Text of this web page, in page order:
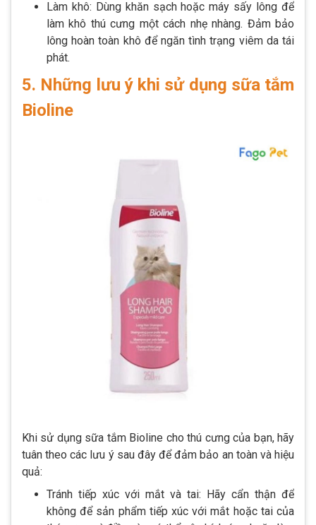
Làm khô: Dùng khăn sạch hoặc máy sấy lông để
làm khô thú cưng một cách nhẹ nhàng. Đảm bảo
lông hoàn toàn khô để ngăn tình trạng viêm da tái
phát.
5. Những lưu ý khi sử dụng sữa tắm
Bioline
Khi sử dụng sữa tắm Bioline cho thú cưng của bạn, hãy
tuân theo các lưu ý sau đây để đảm bảo an toàn và hiệu
quả:
Tránh tiếp xúc với mắt và tai: Hãy cẩn thận để
không để sản phẩm tiếp xúc với mắt hoặc tai của